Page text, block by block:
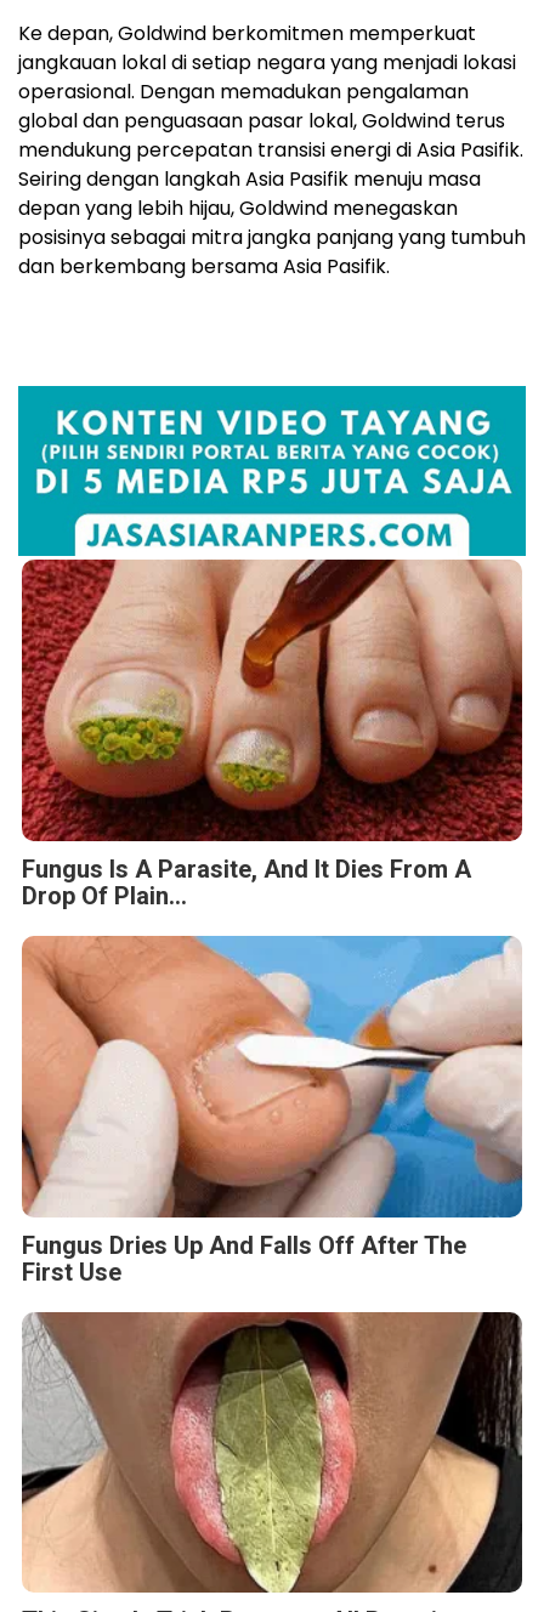
Ke depan, Goldwind berkomitmen memperkuat
jangkauan lokal di setiap negara yang menjadi lokasi
operasional. Dengan memadukan pengalaman
global dan penguasaan pasar lokal, Goldwind terus
mendukung percepatan transisi energi di Asia Pasifik.
Seiring dengan langkah Asia Pasifik menuju masa
depan yang lebih hijau, Goldwind menegaskan
posisinya sebagai mitra jangka panjang yang tumbuh
dan berkembang bersama Asia Pasifik.
Fungus Is A Parasite, And It Dies From A
Drop Of Plain...
Fungus Dries Up And Falls Off After The
First Use